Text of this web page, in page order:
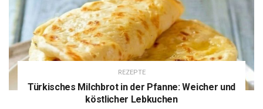
REZEPTE
Türkisches Milchbrot in der Pfanne: Weicher und
köstlicher Lebkuchen